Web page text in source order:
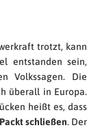
trotzt, kann
entstanden sein,
Volkssagen. Die
überall in Europa.
heißt es, dass
Packt schließen. Der